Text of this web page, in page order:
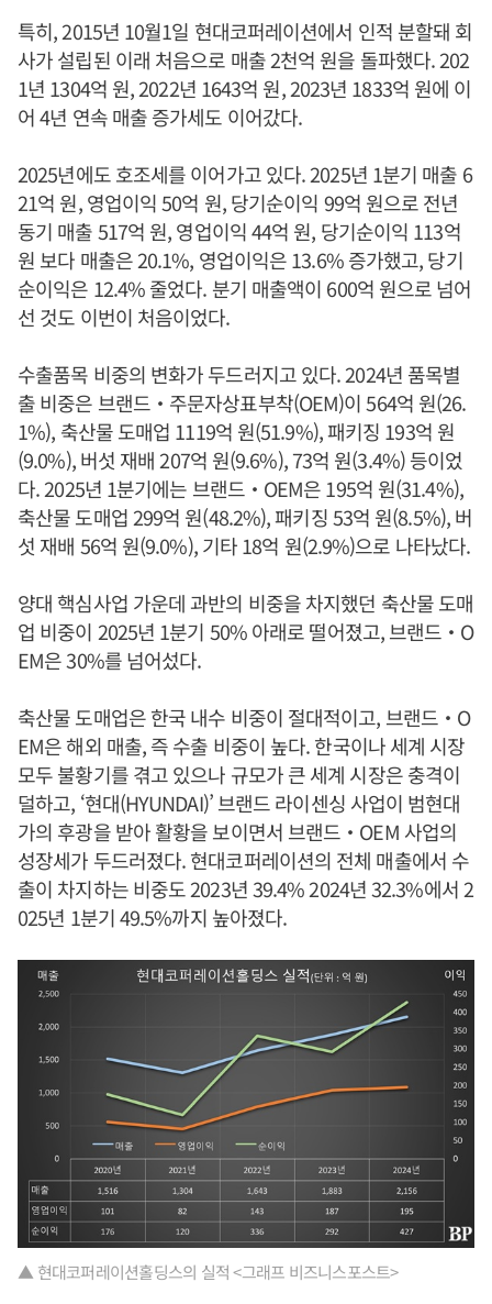
특히, 2015년 10월1일 현대코퍼레이션에서 인적 분할돼 회
사가 설립된 이래 처음으로 매출 2천억 원을 돌파했다. 202
1년 1304억 원, 2022년 1643억 원, 2023년 1833억 원에 이
어 4년 연속 매출 증가세도 이어갔다.
2025년에도 호조세를 이어가고 있다. 2025년 1분기 매출 6
21억 원, 영업이익 50억 원, 당기순이익 99억 원으로 전년
동기 매출 517억 원, 영업이익 44억 원, 당기순이익 113억
원 보다 매출은 20.1%, 영업이익은 13.6% 증가했고, 당기
순이익은 12.4% 줄었다. 분기 매출액이 600억 원으로 넘어
선 것도 이번이 처음이었다.
수출품목 비중의 변화가 두드러지고 있다. 2024년 품목별
출 비중은 브랜드‧주문자상표부착(OEM)이 564억 원(26.
1%), 축산물 도매업 1119억 원(51.9%), 패키징 193억 원
(9.0%), 버섯 재배 207억 원(9.6%), 73억 원(3.4%) 등이었
다. 2025년 1분기에는 브랜드‧OEM은 195억 원(31.4%),
축산물 도매업 299억 원(48.2%), 패키징 53억 원(8.5%), 버
섯 재배 56억 원(9.0%), 기타 18억 원(2.9%)으로 나타났다.
양대 핵심사업 가운데 과반의 비중을 차지했던 축산물 도매
업 비중이 2025년 1분기 50% 아래로 떨어졌고, 브랜드‧O
EM은 30%를 넘어섰다.
축산물 도매업은 한국 내수 비중이 절대적이고, 브랜드‧O
EM은 해외 매출, 즉 수출 비중이 높다. 한국이나 세계 시장
모두 불황기를 겪고 있으나 규모가 큰 세계 시장은 충격이
덜하고, ‘현대(HYUNDAI)’ 브랜드 라이센싱 사업이 범현대
가의 후광을 받아 활황을 보이면서 브랜드‧OEM 사업의
성장세가 두드러졌다. 현대코퍼레이션의 전체 매출에서 수
출이 차지하는 비중도 2023년 39.4% 2024년 32.3%에서 2
025년 1분기 49.5%까지 높아졌다.
▲ 현대코퍼레이션홀딩스의 실적 <그래프 비즈니스포스트>